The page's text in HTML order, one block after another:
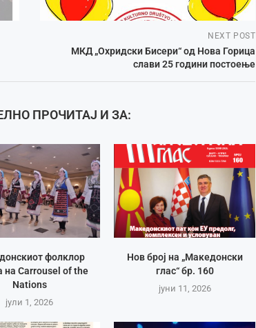
NEXT POST
МКД „Охридски Бисери“ од Нова Горица
слави 25 години постоење
ПРОЧИТАЈ И ЗА:
фолклор
на Carrousel of the
Nations
јули 1, 2026
Нов број на „Македонски
глас“ бр. 160
јуни 11, 2026